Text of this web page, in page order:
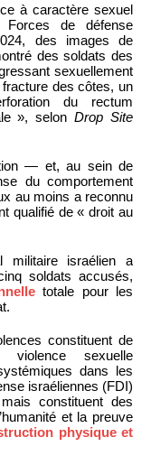
à caractère sexuel
de défense
des images de
des soldats des
sexuellement
des côtes, un
du rectum
», selonDrop Site
— et, au sein de
du comportement
au moins a reconnu
qualifié de « droit au
militaire israélien a
soldats accusés,
totale pour les
constituent de
violence sexuelle
dans les
israéliennes (FDI)
constituent des
et la preuve
physique et